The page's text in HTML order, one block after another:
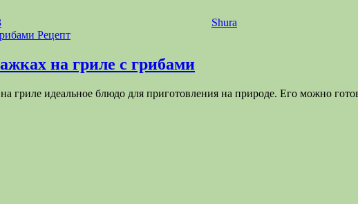
renderTo: "yandex_rtb_R-A-8003868-6", blockId: "R-A-8003868-6"
мягкость и нежность. Этот продукт — превосходное сырье для
подчас и деликатесным вкусом. Особенно радует окружающих
Shura
на гриле с грибами
идеальное блюдо для приготовления на природе. Его можно